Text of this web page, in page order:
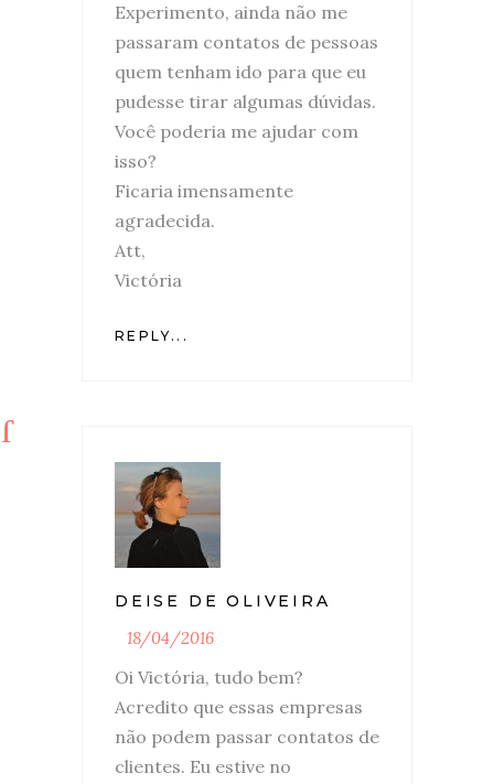
Experimento, ainda não me
passaram contatos de pessoas
quem tenham ido para que eu
pudesse tirar algumas dúvidas.
Você poderia me ajudar com
isso?
Ficaria imensamente
agradecida.
Att,
Victória
REPLY...
DEISE DE OLIVEIRA
18/04/2016
Oi Victória, tudo bem?
Acredito que essas empresas
não podem passar contatos de
clientes. Eu estive no